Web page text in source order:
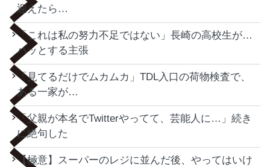
迎えたら…
「これは私の努力不足ではない」長崎の高校生が…
ハッとする主張
「見てるだけでムカムカ」TDL入口の荷物検査で、
ある一家が…
「父親が本名でTwitterやってて、芸能人に…」続き
に絶句した
【極意】スーパーのレジに並んだ後、やってはいけ